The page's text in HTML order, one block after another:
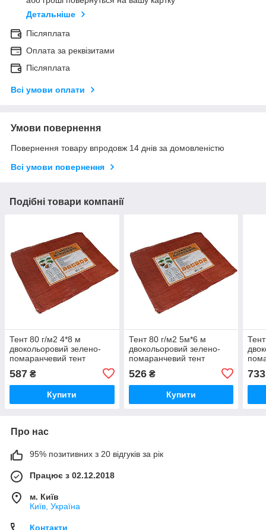
Детальніше
Післяплата
Оплата за реквізитами
Післяплата
Всі умови оплати
Умови повернення
Повернення товару впродовж 14 днів за домовленістю
Всі умови повернення
Подібні товари компанії
Тент 80 г/м2 4*8 м
двокольоровий зелено-
помаранчевий тент
587 ₴
Купити
Тент 80 г/м2 5м*6 м
двокольоровий зелено-
помаранчевий тент
526₴
Купити
733
Про нас
95% позитивних з 20 відгуків за рік
Працює з 02.12.2018
м. Київ
Київ, Україна
Контакти